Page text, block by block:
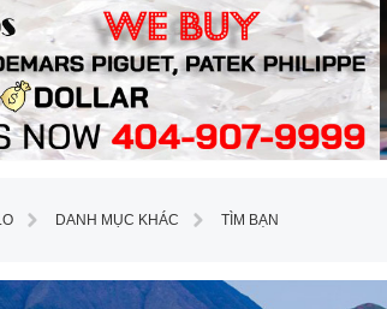
DANH MỤC KHÁC TÌM BẠN